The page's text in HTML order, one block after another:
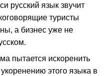
русский язык звучит
туристы
а бизнес уже не
пытается искоренить
этого языка в